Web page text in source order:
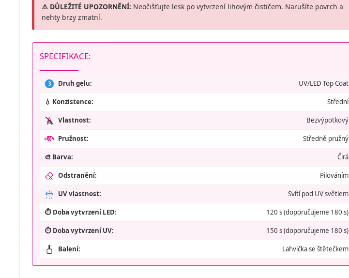
⚠️ DŮLEŽITÉ UPOZORNĚNÍ: Neočišťujte lesk po vytvrzení lihovým čističem. Narušíte povrch a
nehty brzy zmatní.
SPECIFIKACE:
3 Druh gelu: UV/LED Top Coat
💧 Konzistence: Střední
Vlastnost: Bezvýpotkový
Pružnost: Středně pružný
🎨 Barva: Čirá
Odstranění: Pilováním
UV vlastnost: Svítí pod UV světlem
⏱️ Doba vytvrzení LED: 120 s (doporučujeme 180 s)
⏱️ Doba vytvrzení UV: 150 s (doporučujeme 180 s)
Balení: Lahvička se štětečkem